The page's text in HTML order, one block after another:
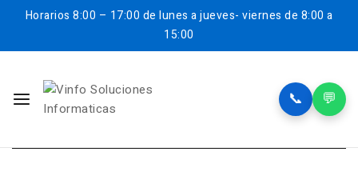
Horarios 8:00 – 17:00 de lunes a jueves- viernes de 8:00 a
15:00
📞 💬